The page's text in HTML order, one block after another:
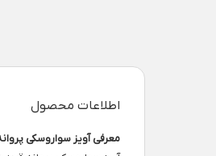
اطلاعات محصول
معرفی آویز سواروسکی